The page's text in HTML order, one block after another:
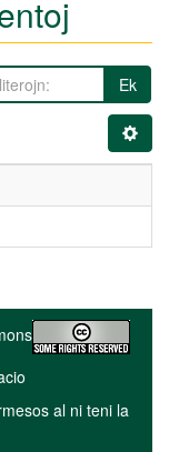
Ek
al ni teni la